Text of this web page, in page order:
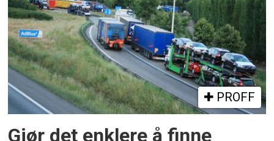
PROFF
Gjør det enklere å finne